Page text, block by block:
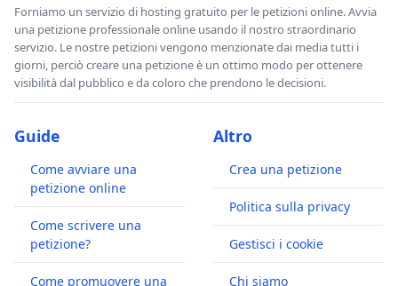
Forniamo un servizio di hosting gratuito per le petizioni online. Avvia
una petizione professionale online usando il nostro straordinario
servizio. Le nostre petizioni vengono menzionate dai media tutti i
giorni, perciò creare una petizione è un ottimo modo per ottenere
visibilità dal pubblico e da coloro che prendono le decisioni.
Guide
Come avviare una
petizione online
Come scrivere una
petizione?
Come promuovere una
Altro
Crea una petizione
Politica sulla privacy
Gestisci i cookie
Chi siamo